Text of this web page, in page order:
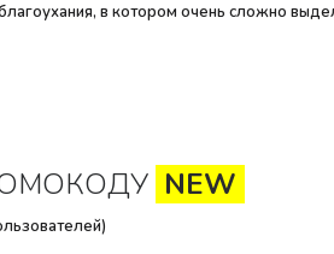
в котором очень сложно
NEW